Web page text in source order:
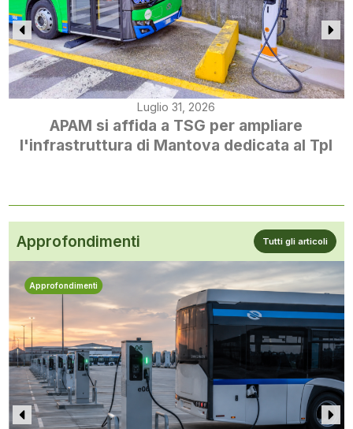
Luglio 31, 2026
APAM si affida a TSG per ampliare
l'infrastruttura di Mantova dedicata al Tpl
Approfondimenti Tutti gli articoli
Approfondimenti